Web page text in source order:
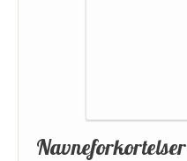
Navneforkortelser